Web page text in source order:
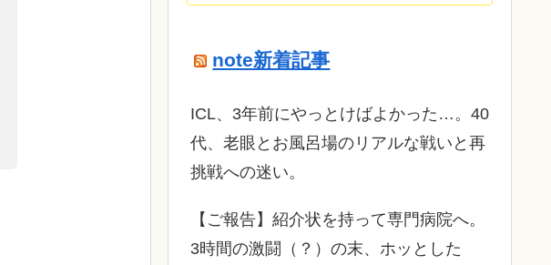
note新着記事
ICL、3年前にやっとけばよかった…。40
代、老眼とお風呂場のリアルな戦いと再
挑戦への迷い。
​【ご報告】紹介状を持って専門病院へ。
3時間の激闘（？）の末、ホッとした